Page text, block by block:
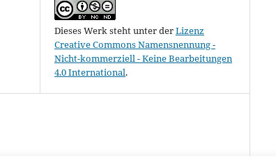
Dieses Werk steht unter derLizenz
Creative Commons Namensnennung -
Nicht-kommerziell - Keine Bearbeitungen
4.0 International.